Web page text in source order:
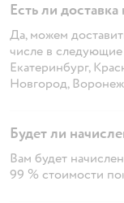
Есть ли
Да, можем
числе в
Екатеринбург,
Новгород,
Будет ли
Вам будет
99 % стоимости